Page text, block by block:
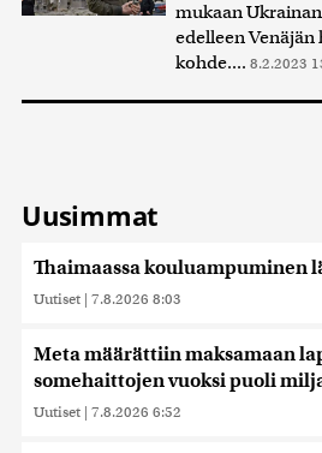
mukaan
edelleen
kohde.... 8.2.2023
Uusimmat
Thaimaassa kouluampuminen
Uutiset | 7.8.2026 8:03
Meta määrättiin maksamaan
somehaittojen vuoksi puoli
Uutiset | 7.8.2026 6:52